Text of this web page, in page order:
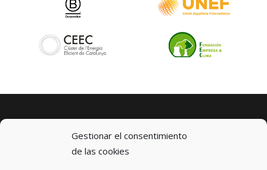
Gestionar el consentimiento
de las cookies